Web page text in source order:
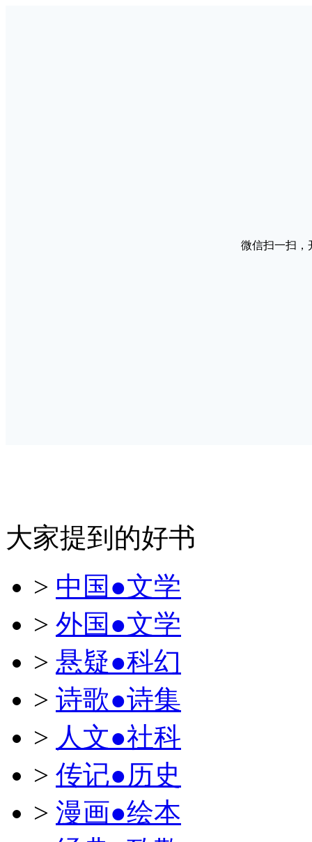
微信扫一扫，
大家提到的好书
> 中国●文学
> 外国●文学
> 悬疑●科幻
> 诗歌●诗集
> 人文●社科
> 传记●历史
> 漫画●绘本